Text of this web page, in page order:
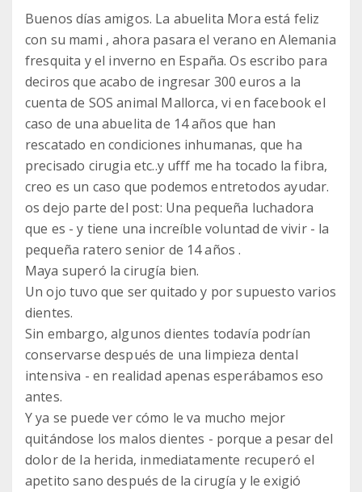
Buenos días amigos. La abuelita Mora está feliz
con su mami , ahora pasara el verano en Alemania
fresquita y el inverno en España. Os escribo para
deciros que acabo de ingresar 300 euros a la
cuenta de SOS animal Mallorca, vi en facebook el
caso de una abuelita de 14 años que han
rescatado en condiciones inhumanas, que ha
precisado cirugia etc..y ufff me ha tocado la fibra,
creo es un caso que podemos entretodos ayudar.
os dejo parte del post: Una pequeña luchadora
que es - y tiene una increíble voluntad de vivir - la
pequeña ratero senior de 14 años .
Maya superó la cirugía bien.
Un ojo tuvo que ser quitado y por supuesto varios
dientes.
Sin embargo, algunos dientes todavía podrían
conservarse después de una limpieza dental
intensiva - en realidad apenas esperábamos eso
antes.
Y ya se puede ver cómo le va mucho mejor
quitándose los malos dientes - porque a pesar del
dolor de la herida, inmediatamente recuperó el
apetito sano después de la cirugía y le exigió